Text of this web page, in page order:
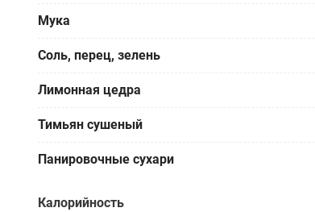
Мука
Соль, перец, зелень
Лимонная цедра
Тимьян сушеный
Панировочные сухари
Калорийность